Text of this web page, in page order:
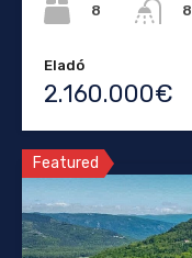
8
8
Eladó
2.160.000€
Featured